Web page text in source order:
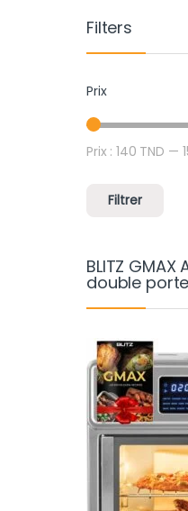
Filters
Prix
Prix min
Prix max
Filtrer
Prix :140 TND —
BLITZ GMAX
double